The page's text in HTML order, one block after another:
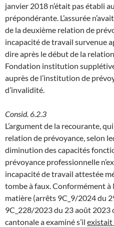
janvier 2018 n’était pas établi
prépondérante. L’assurée
de la deuxième relation de
incapacité de travail survenue
dire après le début de la
Fondation institution
auprès de l’institution de
d’invalidité.
Consid. 6.2.3
L’argument de la recourante,
relation de prévoyance, selon
diminution des capacités
prévoyance professionnelle
incapacité de travail attestée
tombe à faux. Conformément
matière (arrêts 9C_9/2024 du
9C_228/2023 du 23 août 2023
cantonale a examiné s’il existait